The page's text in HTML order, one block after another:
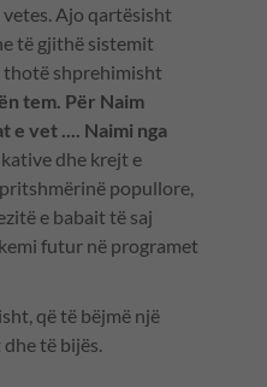
Ajo qartësisht
të gjithë sistemit
thotë shprehimisht
tem. Për Naim
e vet .... Naimi nga
dhe krejt e
popullore,
e babait të saj
futur në programet
që të bëjmë një
të bijës.